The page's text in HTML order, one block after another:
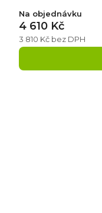
Na objednávku
3 810 Kč bez DPH
4 610 Kč